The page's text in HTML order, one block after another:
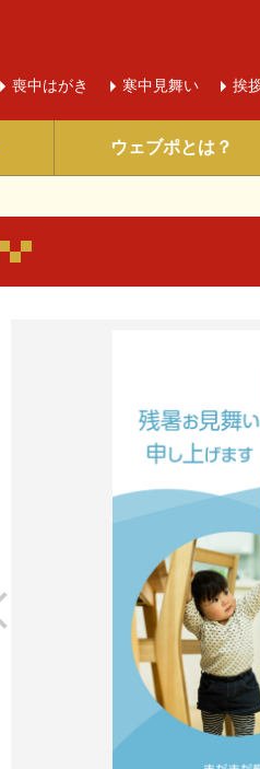
喪中はがき 寒中 見舞い 挨
ウェブポとは？